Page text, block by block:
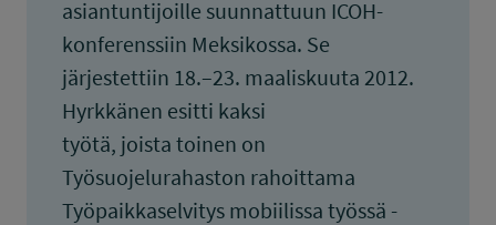
asiantuntijoille suunnattuun ICOH-
konferenssiin Meksikossa. Se
järjestettiin 18.–23. maaliskuuta 2012.
Hyrkkänen esitti kaksi
työtä, joista toinen on
Työsuojelurahaston rahoittama
Työpaikkaselvitys mobiilissa työssä -